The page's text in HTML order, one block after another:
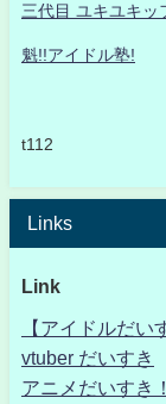
三代目 ユキユキ
魁!!アイドル塾!
t112
Links
Link
【アイドルだい
vtuber だいすき
アニメだいすき